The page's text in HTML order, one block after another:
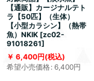
【通販】カージナルテト
ラ【50匹】（生体）
【小型カラシン】（熱帯
魚）NKIK [zc02-
91018261]
6,400円(税込)
希望小売価格: 6,400円